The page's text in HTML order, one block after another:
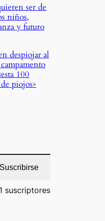
ser de
niños,
y futuro
despiojar al
100
piojos»
Suscribirse
suscriptores